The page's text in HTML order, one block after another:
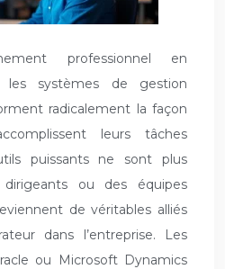
professionnel en
les systèmes de gestion
radicalement la façon
leurs tâches
puissants ne sont plus
dirigeants ou des équipes
de véritables alliés
dans l’entreprise. Les
ou Microsoft Dynamics